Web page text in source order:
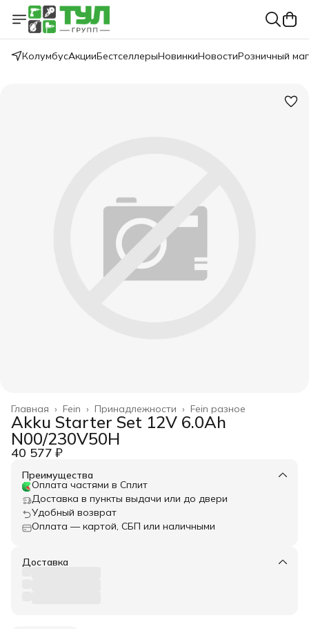
КолумбусАкцииБестселлерыНовинкиНовостиРозничный
Fein разное
Принадлежности ›
Fein ›
Главная ›
Akku Starter Set 12V 6.0Ah
N00/230V50H
40 577 ₽
Преимущества
Оплата частями в Сплит
Доставка в пункты выдачи или до двери
Удобный возврат
Оплата — картой, СБП или наличными
Доставка